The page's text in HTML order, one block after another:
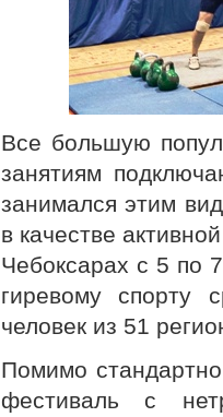
Все большую
занятиям
занимался этим
в качестве
Чебоксарах с 5 по
гиревому спорту
человек из 51
Помимо
фестиваль с